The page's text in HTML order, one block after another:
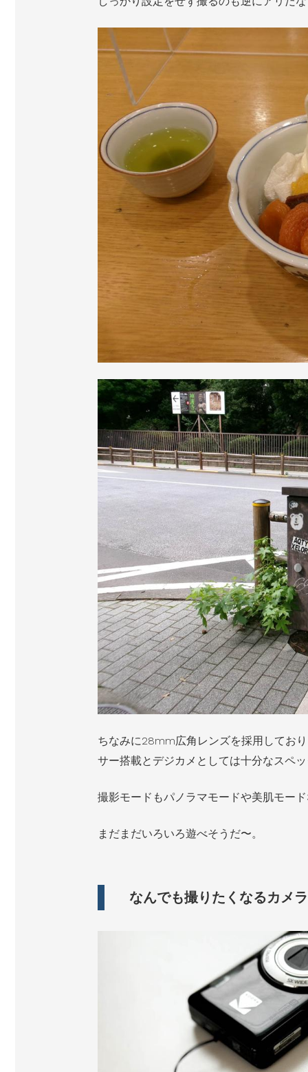
ちなみに28mm広角レンズを採用してお
サー搭載とデジカメとしては十分なスペ
撮影モードもパノラマモードや美肌モー
まだまだいろいろ遊べそうだ〜。
なんでも撮りたくなるカメラ